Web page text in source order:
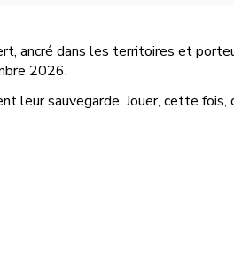
dans les territoires et
2026.
leur sauvegarde. Jouer, cette fois,